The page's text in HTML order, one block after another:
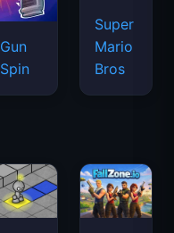
Gun
Spin
Super
Mario
Bros